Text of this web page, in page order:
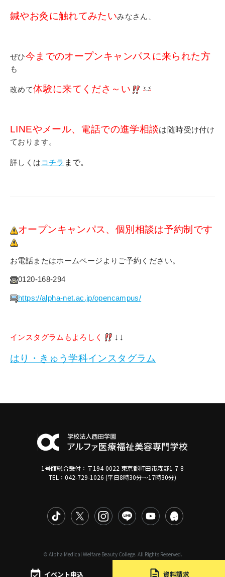
鍼やお灸に触れてみたいみなさん、
ぜひ今までのオープンキャンパスに来られた方
も
改めて体験に来てくださ～い
LINEやメール、電話での進学相談は随時受け付け
ております。
詳しくは コチラ まで。
オープンキャンパス、個別相談は予約制です
お電話またはホームページよりご予約ください。
0120-168-294
https://alpha-net.ac.jp/opencampus/
インスタグラムもよろしく ↓↓
はり・きゅう学科インスタグラム
イベント申込 資料請求
1号館総合受付：〒194-0022 東京都町田市森野1-7-8
TEL：042-729-1026 (平日8時30分〜17時30分)
© Alpha Medical Welfare Beauty College. All Rights Reserved.